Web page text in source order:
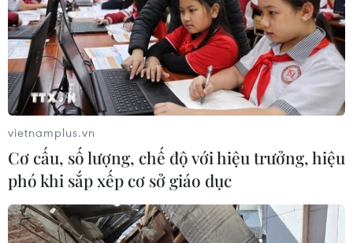
vietnamplus.vn
Cơ cấu, số lượng, chế độ với hiệu trưởng, hiệu
phó khi sắp xếp cơ sở giáo dục